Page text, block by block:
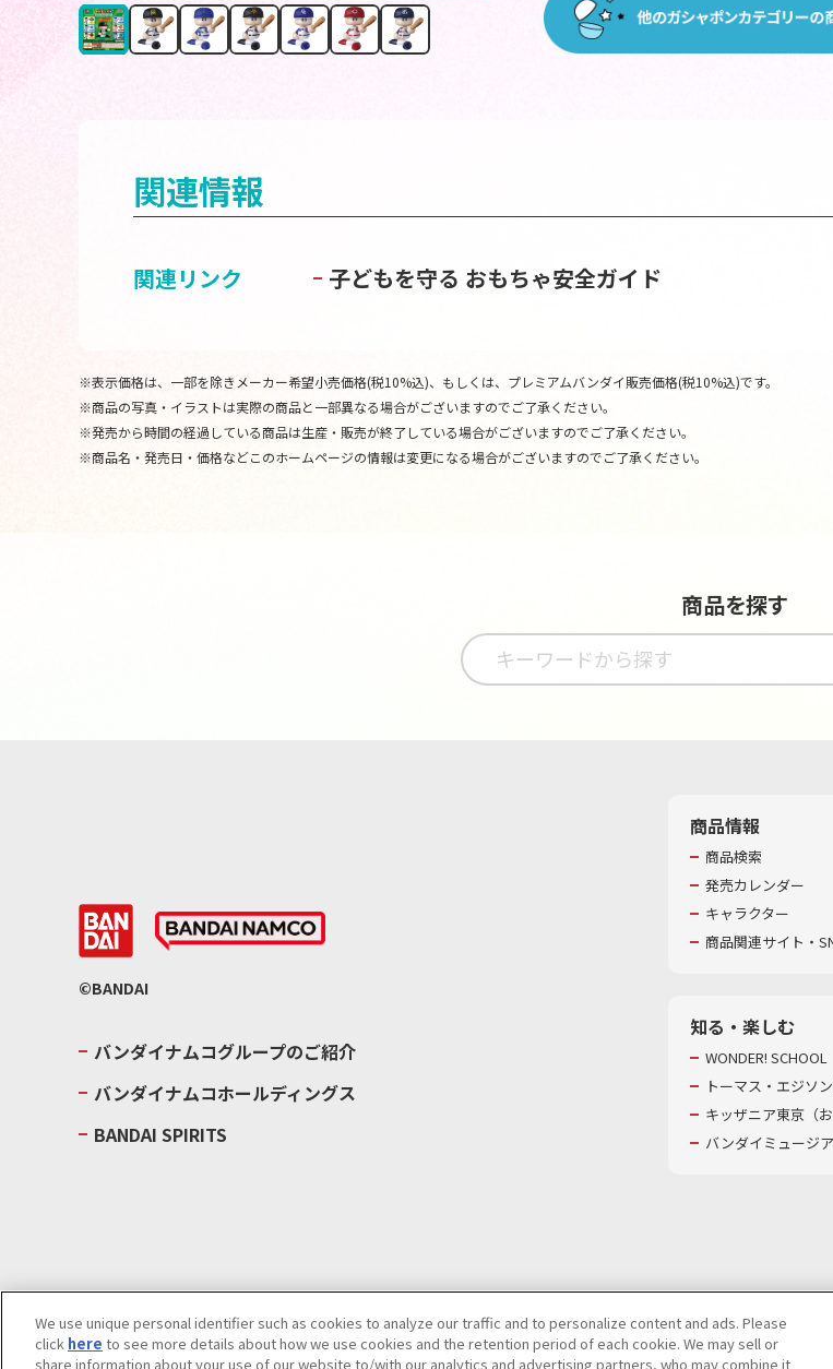
関連情報
関連リンク 子どもを守る おもちゃ安全ガイド
※表示価格は、一部を除きメーカー希望小売価格(税10%込)、もしくは、プレミアムバンダイ販売価格(税10%込)です。
※商品の写真・イラストは実際の商品と一部異なる場合がございますのでご了承ください。
※発売から時間の経過している商品は生産・販売が終了している場合がございますのでご了承ください。
※商品名・発売日・価格などこのホームページの情報は変更になる場合がございますのでご了承ください。
商品を探す
©BANDAI
バンダイナムコグループのご紹介
バンダイナムコホールディングス
BANDAI SPIRITS
商品情報
商品検索
発売カレンダー
キャラクター
商品関連サイト・
知る・楽しむ
WONDER! SCHOOL
トーマス・エジソ
キッザニア東京（
バンダイミュージア
ウェブサイトご利用条件ソーシャルメディアポリシー個人情報及び特定個人情報等の取り扱いに関する保護方針
We use unique personal identifier such as cookies to analyze our traffic and to personalize content and ads. Please
click here to see more details about how we use cookies and the retention period of each cookie. We may sell or
share information about your use of our website to/with our analytics and advertising partners, who may combine it